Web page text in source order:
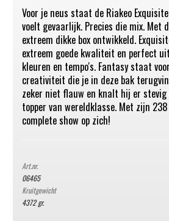
Voor je neus staat de Riakeo
voelt gevaarlijk. Precies die mix. Met
extreem dikke box ontwikkeld.
extreem goede kwaliteit en perfect
kleuren en tempo's. Fantasy staat
creativiteit die je in deze bak
zeker niet flauw en knalt hij er stevig
topper van wereldklasse. Met zijn
complete show op zich!
Art.nr.
06465
Kruitgewicht
4372 gr.